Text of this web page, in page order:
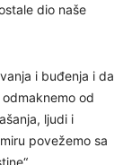
dio naše
i buđenja i da
od
ljudi i
povežemo sa